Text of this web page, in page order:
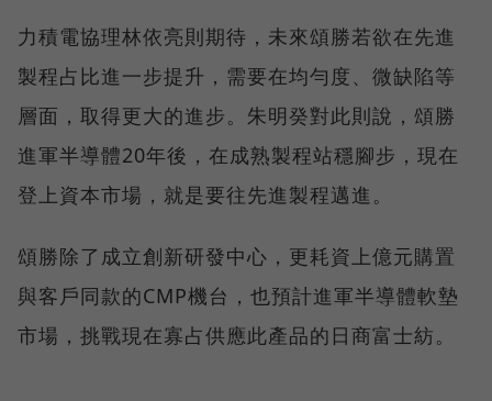
力積電協理林依亮則期待，未來頌勝若欲在先進
製程占比進一步提升，需要在均勻度、微缺陷等
層面，取得更大的進步。朱明癸對此則說，頌勝
進軍半導體20年後，在成熟製程站穩腳步，現在
登上資本市場，就是要往先進製程邁進。
頌勝除了成立創新研發中心，更耗資上億元購置
與客戶同款的CMP機台，也預計進軍半導體軟墊
市場，挑戰現在寡占供應此產品的日商富士紡。